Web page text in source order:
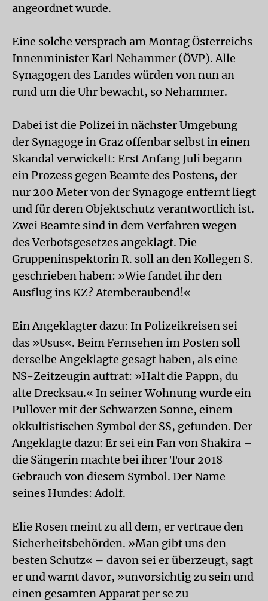
angeordnet wurde.
Eine solche versprach am Montag Österreichs
Innenminister Karl Nehammer (ÖVP). Alle
Synagogen des Landes würden von nun an
rund um die Uhr bewacht, so Nehammer.
Dabei ist die Polizei in nächster Umgebung
der Synagoge in Graz offenbar selbst in einen
Skandal verwickelt: Erst Anfang Juli begann
ein Prozess gegen Beamte des Postens, der
nur 200 Meter von der Synagoge entfernt liegt
und für deren Objektschutz verantwortlich ist.
Zwei Beamte sind in dem Verfahren wegen
des Verbotsgesetzes angeklagt. Die
Gruppeninspektorin R. soll an den Kollegen S.
geschrieben haben: »Wie fandet ihr den
Ausflug ins KZ? Atemberaubend!«
Ein Angeklagter dazu: In Polizeikreisen sei
das »Usus«. Beim Fernsehen im Posten soll
derselbe Angeklagte gesagt haben, als eine
NS-Zeitzeugin auftrat: »Halt die Pappn, du
alte Drecksau.« In seiner Wohnung wurde ein
Pullover mit der Schwarzen Sonne, einem
okkultistischen Symbol der SS, gefunden. Der
Angeklagte dazu: Er sei ein Fan von Shakira –
die Sängerin machte bei ihrer Tour 2018
Gebrauch von diesem Symbol. Der Name
seines Hundes: Adolf.
Elie Rosen meint zu all dem, er vertraue den
Sicherheitsbehörden. »Man gibt uns den
besten Schutz« – davon sei er überzeugt, sagt
er und warnt davor, »unvorsichtig zu sein und
einen gesamten Apparat per se zu